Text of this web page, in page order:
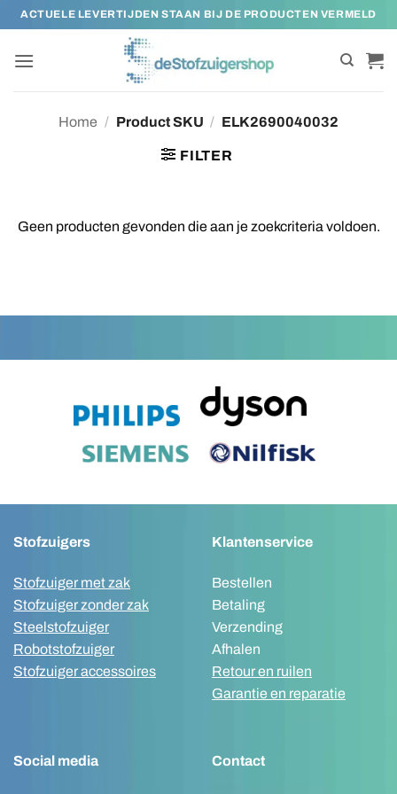
naar
inhoud
ACTUELE LEVERTIJDEN STAAN BIJ DE PRODUCTEN VERMELD
Home / Product SKU / ELK2690040032
FILTER
Geen producten gevonden die aan je zoekcriteria voldoen.
Stofzuigers
Stofzuiger met zak
Stofzuiger zonder zak
Steelstofzuiger
Robotstofzuiger
Stofzuiger accessoires
Klantenservice
Bestellen
Betaling
Verzending
Afhalen
Retour en ruilen
Garantie en reparatie
Social media Contact